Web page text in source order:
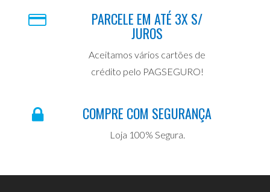
PARCELE EM ATÉ 3X S/
JUROS
Aceitamos vários cartões de
crédito pelo PAGSEGURO!
COMPRE COM SEGURANÇA
Loja 100% Segura.